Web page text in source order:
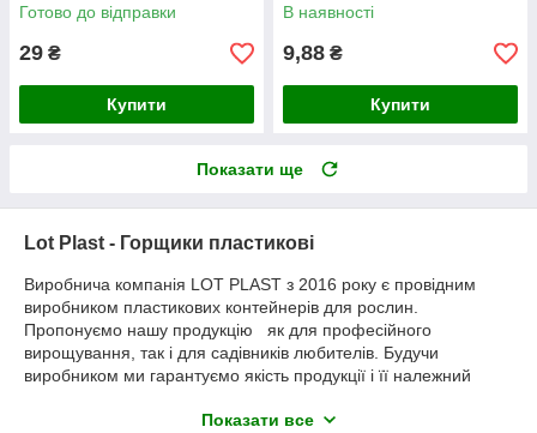
Готово до відправки
29 ₴
Купити
В наявності
9,88 ₴
Купити
Показати ще
Lot Plast - Горщики пластикові
Виробнича компанія LOT PLAST з 2016 року є провідним
виробником пластикових контейнерів для рослин.
Пропонуємо нашу продукцію як для професійного
вирощування, так і для садівників любителів. Будучи
виробником ми гарантуємо якість продукції і її належний
система знижок. Більшість ассортименту компанії доступна
Показати все